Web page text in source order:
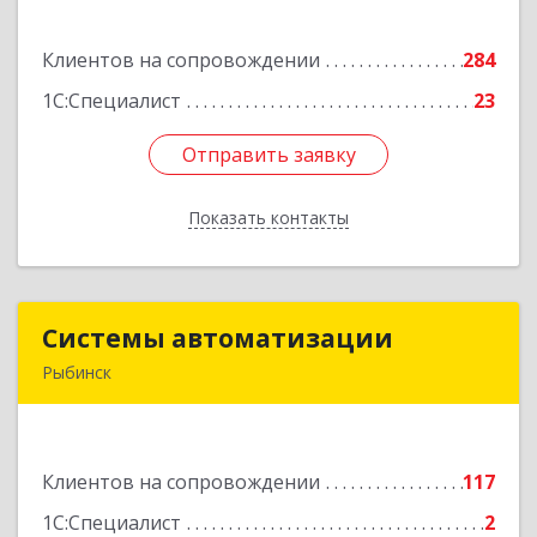
Клиентов на сопровождении
284
1С:Специалист
23
Отправить заявку
Показать контакты
Подробнее
Отправить заявку
Назад
Системы автоматизации
Рыбинск
Клиентов на сопровождении
117
1С:Специалист
2
Системы автоматизации
Подробнее